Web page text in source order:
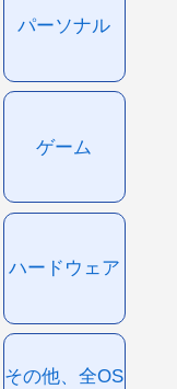
パーソナル
ゲーム
ハードウェア
その他、全OS